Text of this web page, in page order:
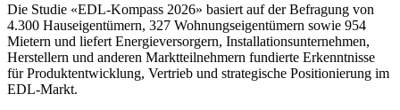
Die Studie «EDL-Kompass 2026» basiert auf der Befragung von
4.300 Hauseigentümern, 327 Wohnungseigentümern sowie 954
Mietern und liefert Energieversorgern, Installationsunternehmen,
Herstellern und anderen Marktteilnehmern fundierte Erkenntnisse
für Produktentwicklung, Vertrieb und strategische Positionierung im
EDL-Markt.